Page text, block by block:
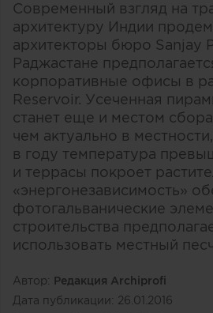
Современный взгляд на
архитектуру Индии
архитекторы бюро Sanjay
Раджастане
корпоративные офисы в
Reservoir. Усеченная
станет еще и местом
чем актуально в
в году температура
и террасы покроет
«энергонезависимость»
фотогальванические
строительства
использовать местный
Автор: Редакция Archiprofi
Дата публикации: 26.01.2016